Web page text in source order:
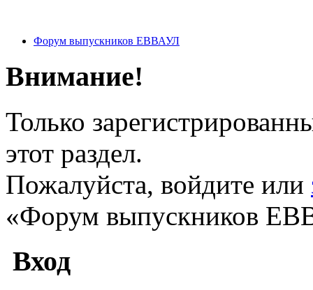
Форум выпускников ЕВВАУЛ
Внимание!
Только
этот раздел.
Пожалуйста, войдите или
«Форум выпускников
Вход